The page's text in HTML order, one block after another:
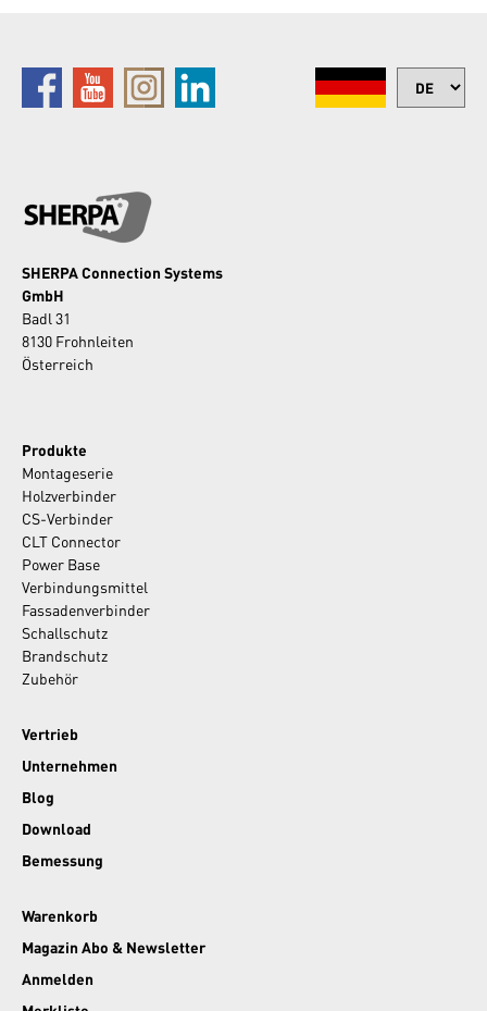
SHERPA Connection Systems
GmbH
Badl 31
8130 Frohnleiten
Österreich
Produkte
Montageserie
Holzverbinder
CS-Verbinder
CLT Connector
Power Base
Verbindungsmittel
Fassadenverbinder
Schallschutz
Brandschutz
Zubehör
Vertrieb
Unternehmen
Blog
Download
Bemessung
Warenkorb
Magazin Abo & Newsletter
Anmelden